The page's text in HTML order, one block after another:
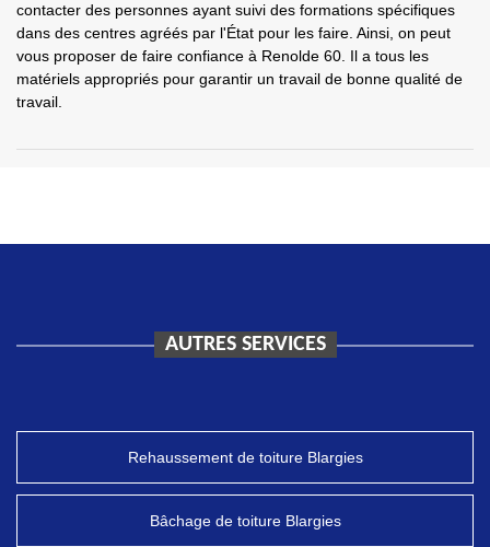
contacter des personnes ayant suivi des formations spécifiques
dans des centres agréés par l'État pour les faire. Ainsi, on peut
vous proposer de faire confiance à Renolde 60. Il a tous les
matériels appropriés pour garantir un travail de bonne qualité de
travail.
AUTRES SERVICES
Rehaussement de toiture Blargies
Bâchage de toiture Blargies